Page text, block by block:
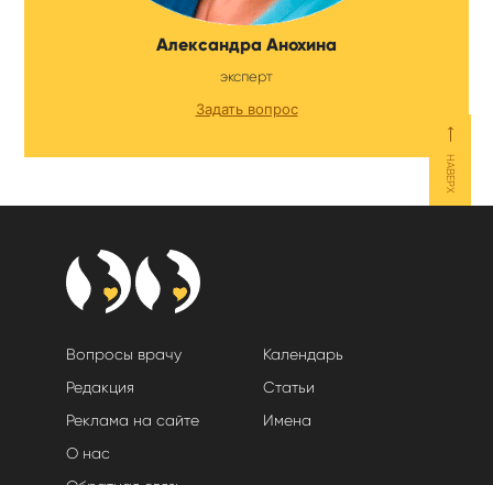
Александра Анохина
эксперт
Задать вопрос
⟵
НАВЕРХ
Вопросы врачу
Редакция
Реклама на сайте
О нас
Календарь
Статьи
Имена